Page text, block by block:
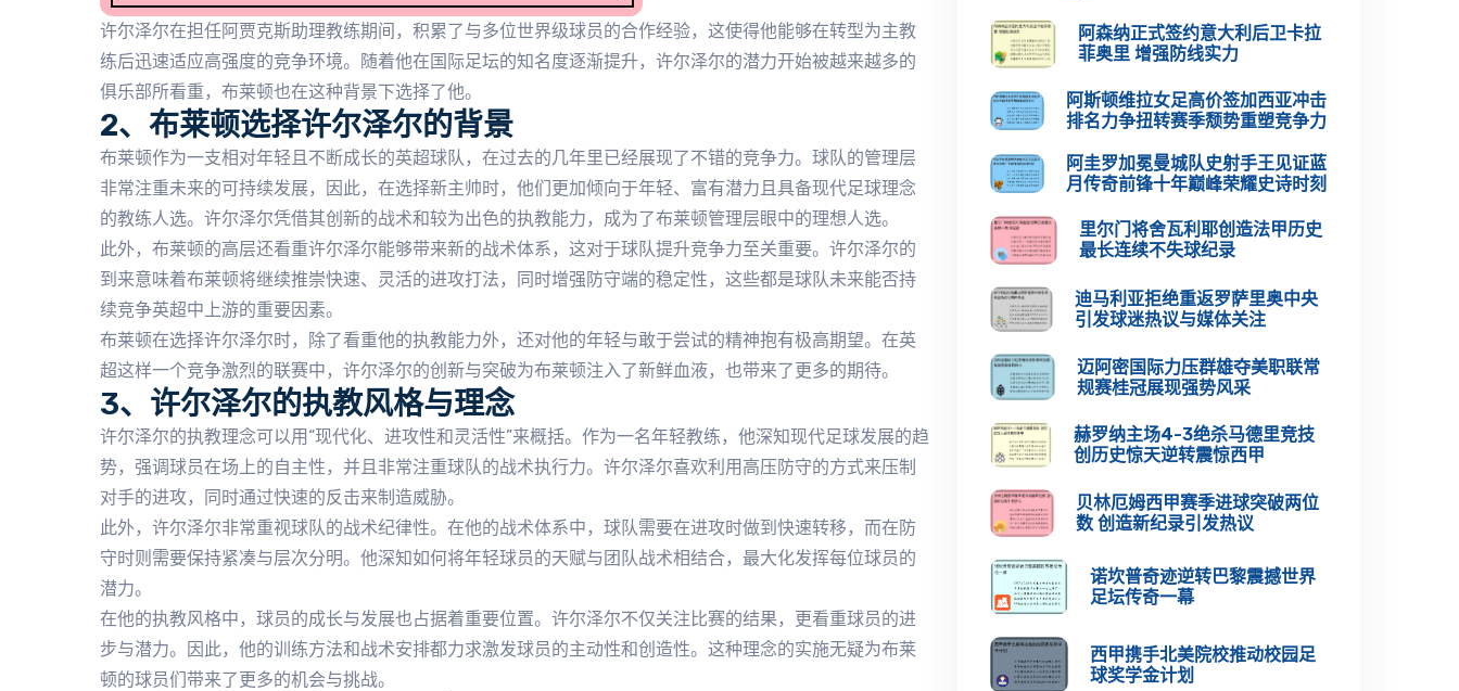
许尔泽尔在担任阿贾克斯助理教练期间，积累了与多位世界级球员的合作经验，这使得他能够在转型为主教
练后迅速适应高强度的竞争环境。随着他在国际足坛的知名度逐渐提升，许尔泽尔的潜力开始被越来越多的
俱乐部所看重，布莱顿也在这种背景下选择了他。
2、布莱顿选择许尔泽尔的背景
布莱顿作为一支相对年轻且不断成长的英超球队，在过去的几年里已经展现了不错的竞争力。球队的管理层
非常注重未来的可持续发展，因此，在选择新主帅时，他们更加倾向于年轻、富有潜力且具备现代足球理念
的教练人选。许尔泽尔凭借其创新的战术和较为出色的执教能力，成为了布莱顿管理层眼中的理想人选。
此外，布莱顿的高层还看重许尔泽尔能够带来新的战术体系，这对于球队提升竞争力至关重要。许尔泽尔的
到来意味着布莱顿将继续推崇快速、灵活的进攻打法，同时增强防守端的稳定性，这些都是球队未来能否持
续竞争英超中上游的重要因素。
布莱顿在选择许尔泽尔时，除了看重他的执教能力外，还对他的年轻与敢于尝试的精神抱有极高期望。在英
超这样一个竞争激烈的联赛中，许尔泽尔的创新与突破为布莱顿注入了新鲜血液，也带来了更多的期待。
3、许尔泽尔的执教风格与理念
许尔泽尔的执教理念可以用“现代化、进攻性和灵活性”来概括。作为一名年轻教练，他深知现代足球发展的趋
势，强调球员在场上的自主性，并且非常注重球队的战术执行力。许尔泽尔喜欢利用高压防守的方式来压制
对手的进攻，同时通过快速的反击来制造威胁。
此外，许尔泽尔非常重视球队的战术纪律性。在他的战术体系中，球队需要在进攻时做到快速转移，而在防
守时则需要保持紧凑与层次分明。他深知如何将年轻球员的天赋与团队战术相结合，最大化发挥每位球员的
潜力。
在他的执教风格中，球员的成长与发展也占据着重要位置。许尔泽尔不仅关注比赛的结果，更看重球员的进
步与潜力。因此，他的训练方法和战术安排都力求激发球员的主动性和创造性。这种理念的实施无疑为布莱
顿的球员们带来了更多的机会与挑战。
阿森纳正式签约意大利后卫卡拉
菲奥里 增强防线实力
阿斯顿维拉女足高价签加西亚冲击
排名力争扭转赛季颓势重塑竞争力
阿圭罗加冕曼城队史射手王见证蓝
月传奇前锋十年巅峰荣耀史诗时刻
里尔门将舍瓦利耶创造法甲历史
最长连续不失球纪录
迪马利亚拒绝重返罗萨里奥中央
引发球迷热议与媒体关注
迈阿密国际力压群雄夺美职联常
规赛桂冠展现强势风采
赫罗纳主场4-3绝杀马德里竞技
创历史惊天逆转震惊西甲
贝林厄姆西甲赛季进球突破两位
数 创造新纪录引发热议
诺坎普奇迹逆转巴黎震撼世界
足坛传奇一幕
西甲携手北美院校推动校园足
球奖学金计划